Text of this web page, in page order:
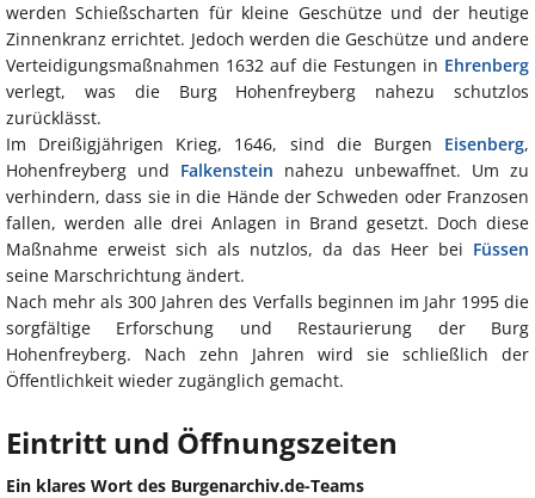
werden Schießscharten für kleine Geschütze und der heutige
Zinnenkranz errichtet. Jedoch werden die Geschütze und andere
Verteidigungsmaßnahmen 1632 auf die Festungen in Ehrenberg
verlegt, was die Burg Hohenfreyberg nahezu schutzlos
zurücklässt.
Im Dreißigjährigen Krieg, 1646, sind die Burgen Eisenberg,
Hohenfreyberg und Falkenstein nahezu unbewaffnet. Um zu
verhindern, dass sie in die Hände der Schweden oder Franzosen
fallen, werden alle drei Anlagen in Brand gesetzt. Doch diese
Maßnahme erweist sich als nutzlos, da das Heer bei Füssen
seine Marschrichtung ändert.
Nach mehr als 300 Jahren des Verfalls beginnen im Jahr 1995 die
sorgfältige Erforschung und Restaurierung der Burg
Hohenfreyberg. Nach zehn Jahren wird sie schließlich der
Öffentlichkeit wieder zugänglich gemacht.
Eintritt und Öffnungszeiten
Ein klares Wort des Burgenarchiv.de-Teams